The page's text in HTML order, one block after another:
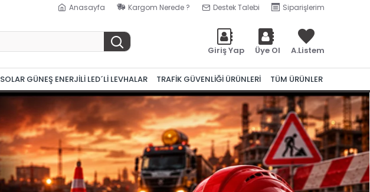
Anasayfa Kargom Nerede ? Destek Talebi Siparişlerim
Giriş Yap Üye Ol A.Listem
SOLAR GÜNEŞ ENERJİLİ LED´Lİ LEVHALAR TRAFİK GÜVENLİĞİ ÜRÜNLERİ TÜM ÜRÜNLER